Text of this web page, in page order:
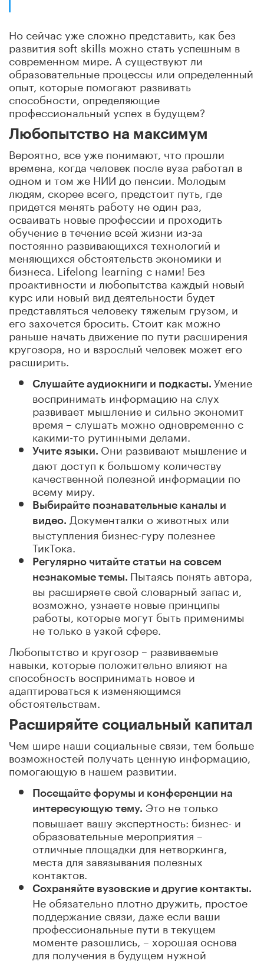
Но сейчас уже сложно представить, как без
развития soft skills можно стать успешным в
современном мире. А существуют ли
образовательные процессы или определенный
опыт, которые помогают развивать
способности, определяющие
профессиональный успех в будущем?
Любопытство на максимум
Вероятно, все уже понимают, что прошли
времена, когда человек после вуза работал в
одном и том же НИИ до пенсии. Молодым
людям, скорее всего, предстоит путь, где
придется менять работу не один раз,
осваивать новые профессии и проходить
обучение в течение всей жизни из-за
постоянно развивающихся технологий и
меняющихся обстоятельств экономики и
бизнеса. Lifelong learning с нами! Без
проактивности и любопытства каждый новый
курс или новый вид деятельности будет
представляться человеку тяжелым грузом, и
его захочется бросить. Стоит как можно
раньше начать движение по пути расширения
кругозора, но и взрослый человек может его
расширить.
Слушайте аудиокниги и подкасты. Умение
воспринимать информацию на слух
развивает мышление и сильно экономит
время – слушать можно одновременно с
какими-то рутинными делами.
Учите языки. Они развивают мышление и
дают доступ к большому количеству
качественной полезной информации по
всему миру.
Выбирайте познавательные каналы и
видео. Документалки о животных или
выступления бизнес-гуру полезнее
ТикТока.
Регулярно читайте статьи на совсем
незнакомые темы. Пытаясь понять автора,
вы расширяете свой словарный запас и,
возможно, узнаете новые принципы
работы, которые могут быть применимы
не только в узкой сфере.
Любопытство и кругозор – развиваемые
навыки, которые положительно влияют на
способность воспринимать новое и
адаптироваться к изменяющимся
обстоятельствам.
Расширяйте социальный капитал
Чем шире наши социальные связи, тем больше
возможностей получать ценную информацию,
помогающую в нашем развитии.
Посещайте форумы и конференции на
интересующую тему. Это не только
повышает вашу экспертность: бизнес- и
образовательные мероприятия –
отличные площадки для нетворкинга,
места для завязывания полезных
контактов.
Сохраняйте вузовские и другие контакты.
Не обязательно плотно дружить, простое
поддержание связи, даже если ваши
профессиональные пути в текущем
моменте разошлись, – хорошая основа
для получения в будущем нужной